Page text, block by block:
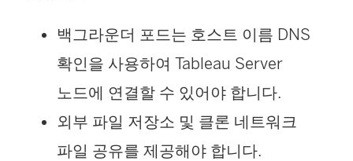
백그라운더 포드는 호스트 이름 DNS
확인을 사용하여 Tableau Server
노드에 연결할 수 있어야 합니다.
외부 파일 저장소 및 클론 네트워크
파일 공유를 제공해야 합니다.